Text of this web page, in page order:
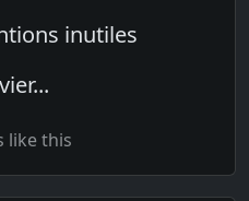
inutiles
like this